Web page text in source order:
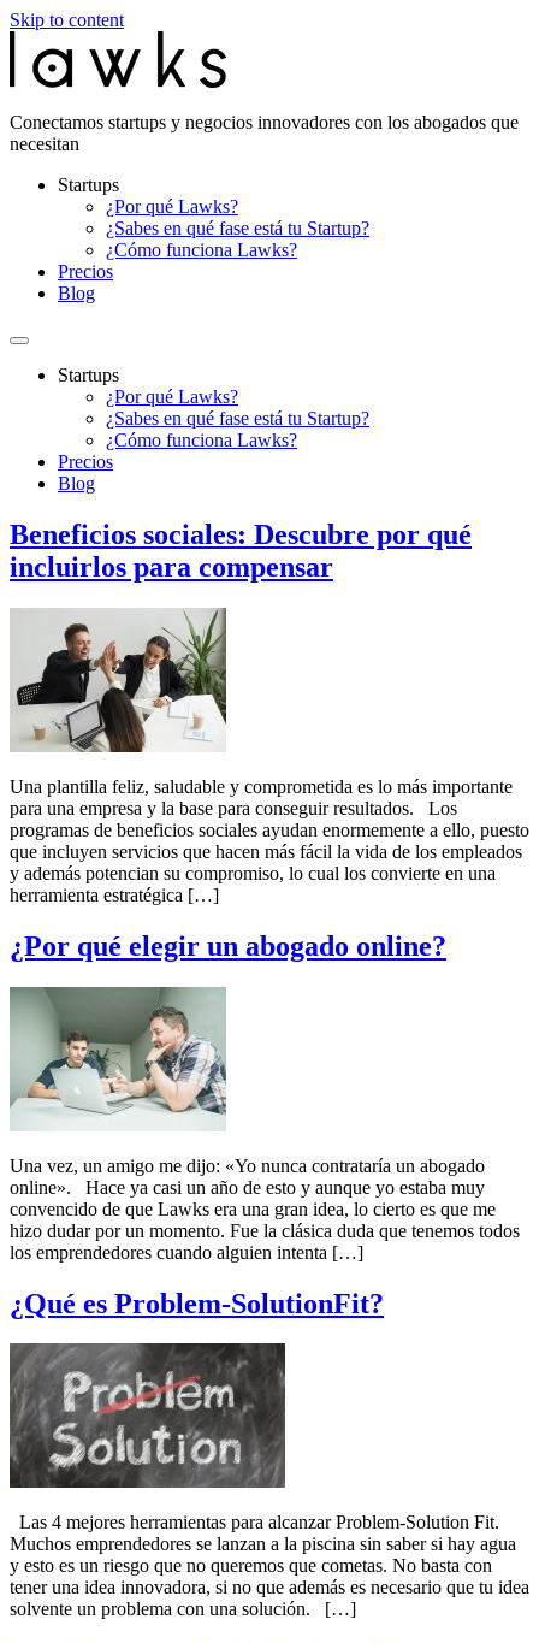
Skip to content
Conectamos startups y negocios innovadores con los abogados que
necesitan
Startups
¿Por qué Lawks?
¿Sabes en qué fase está tu Startup?
¿Cómo funciona Lawks?
Precios
Blog
Startups
¿Por qué Lawks?
¿Sabes en qué fase está tu Startup?
¿Cómo funciona Lawks?
Precios
Blog
Beneficios sociales: Descubre por qué
incluirlos para compensar
Una plantilla feliz, saludable y comprometida es lo más importante
para una empresa y la base para conseguir resultados. Los
programas de beneficios sociales ayudan enormemente a ello, puesto
que incluyen servicios que hacen más fácil la vida de los empleados
y además potencian su compromiso, lo cual los convierte en una
herramienta estratégica […]
¿Por qué elegir un abogado online?
Una vez, un amigo me dijo: «Yo nunca contrataría un abogado
online». Hace ya casi un año de esto y aunque yo estaba muy
convencido de que Lawks era una gran idea, lo cierto es que me
hizo dudar por un momento. Fue la clásica duda que tenemos todos
los emprendedores cuando alguien intenta […]
¿Qué es Problem-SolutionFit?
Las 4 mejores herramientas para alcanzar Problem-Solution Fit.
Muchos emprendedores se lanzan a la piscina sin saber si hay agua
y esto es un riesgo que no queremos que cometas. No basta con
tener una idea innovadora, si no que además es necesario que tu idea
solvente un problema con una solución. […]